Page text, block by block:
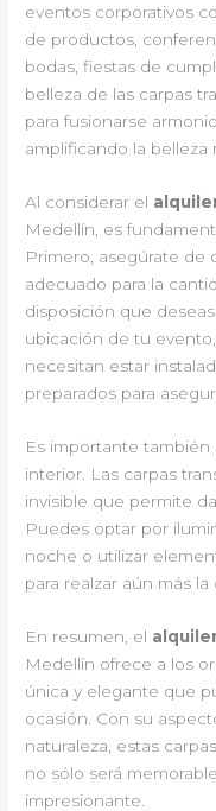
eventos corporativos
de productos,
bodas, fiestas de
belleza de las carpas
para fusionarse
amplificando la belleza
Al considerar el
Medellín, es
Primero, asegúrate de
adecuado para la
disposición que
ubicación de tu
necesitan estar
preparados para
Es importante
interior. Las carpas
invisible que permite
Puedes optar por
noche o utilizar
para realzar aún más
En resumen, el
Medellín ofrece a los
única y elegante que
ocasión. Con su
naturaleza, estas
no sólo será
impresionante.